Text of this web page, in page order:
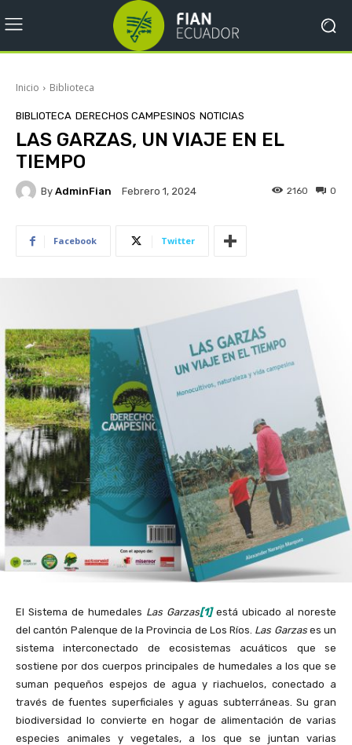
Inicio Biblioteca
BIBLIOTECA DERECHOS CAMPESINOS NOTICIAS
LAS GARZAS, UN VIAJE EN EL
TIEMPO
By AdminFian Febrero 1, 2024 0
2160
Facebook Twitter
El Sistema de humedales Las Garzas[1]está ubicado al noreste
del cantón Palenque de la Provincia de Los Ríos. Las Garzases un
sistema interconectado de ecosistemas acuáticos que se
sostiene por dos cuerpos principales de humedales a los que se
suman pequeños espejos de agua y riachuelos, conectado a
través de fuentes superficiales y aguas subterráneas. Su gran
biodiversidad lo convierte en hogar de alimentación de varias
especies animales y vegetales, a los que se juntan varias